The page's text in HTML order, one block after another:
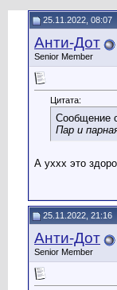
25.11.2022, 08:07
Анти-Дот
Senior Member
Цитата:
Сообщение
Пар и
А уххх это
25.11.2022, 21:16
Анти-Дот
Senior Member